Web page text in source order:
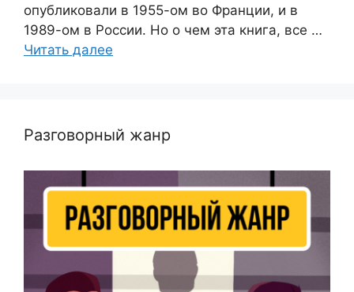
опубликовали в 1955-ом во Франции, и в
1989-ом в России. Но о чем эта книга, все …
Читать далее
Разговорный жанр